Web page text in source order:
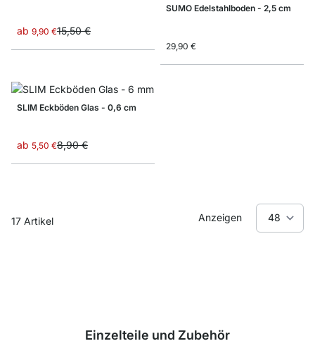
ab 9,90 €15,50 €
SUMO Edelstahlboden - 2,5 cm
29,90 €
SLIM Eckböden Glas - 0,6 cm
ab 5,50 €8,90 €
17 Artikel Anzeigen
Einzelteile und Zubehör